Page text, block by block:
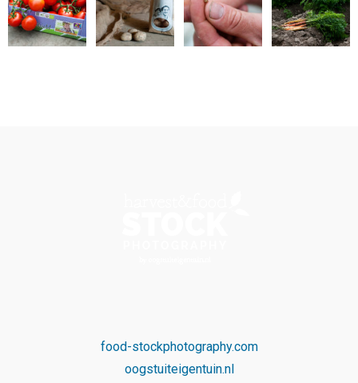
food-stockphotography.com
oogstuiteigentuin.nl